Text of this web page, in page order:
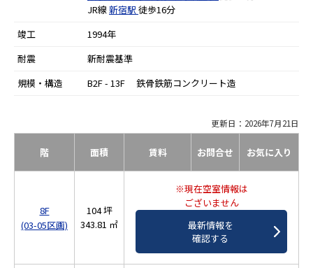
JR線新宿駅 徒歩16分
竣工
1994年
耐震
新耐震基準
規模・構造
B2F - 13F 鉄骨鉄筋コンクリート造
更新日：2026年7月21日
階 面積 賃料 お問合せ お気に入り
8F
(03-05区画)
104 坪
343.81 ㎡
※現在空室情報は
ございません
最新情報を
確認する